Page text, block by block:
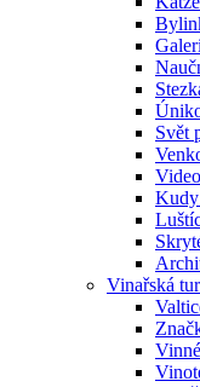
Svět
Vinařská